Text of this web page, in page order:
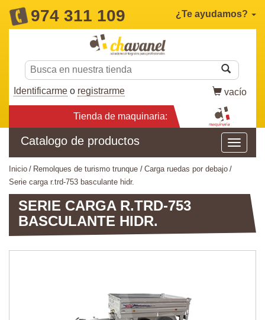
974 311 109 ¿Te ayudamos?
Identificarme o registrarme vacío
Tienda de maquinaria:
Catalogo de productos
inicio remolques de turismo trunque
carga ruedas por debajo
serie carga r.trd-753 basculante hidr.
SERIE CARGA R.TRD-753
BASCULANTE HIDR.